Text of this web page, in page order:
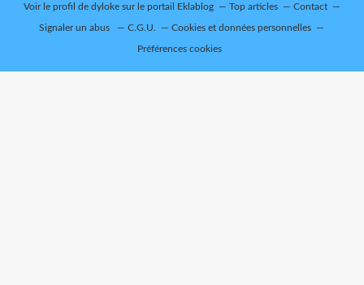
Voir le profil de dyloke sur le portail Eklablog Top articles Contact
Signaler un abus C.G.U. Cookies et données personnelles
Préférences cookies